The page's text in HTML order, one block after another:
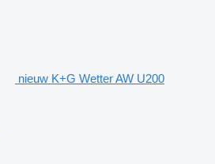
nieuw K+G Wetter AW U200